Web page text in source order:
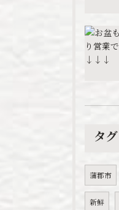
タグ
蒲郡市
新鮮